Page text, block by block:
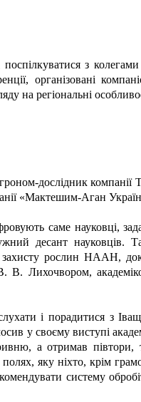
з колегами
організовані
на регіональні
дослідник
«Мактешим-Аган
саме науковці,
десант науковців.
захисту рослин НААН,
В. В. Лихочвором,
і порадитися з
у своєму виступі
отримав півтори,
яку ніхто, крім
систему